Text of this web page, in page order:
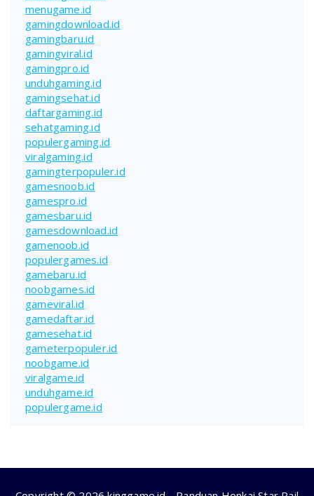
menugame.id
gamingdownload.id
gamingbaru.id
gamingviral.id
gamingpro.id
unduhgaming.id
gamingsehat.id
daftargaming.id
sehatgaming.id
populergaming.id
viralgaming.id
gamingterpopuler.id
gamesnoob.id
gamespro.id
gamesbaru.id
gamesdownload.id
gamenoob.id
populergames.id
gamebaru.id
noobgames.id
gameviral.id
gamedaftar.id
gamesehat.id
gameterpopuler.id
noobgame.id
viralgame.id
unduhgame.id
populergame.id